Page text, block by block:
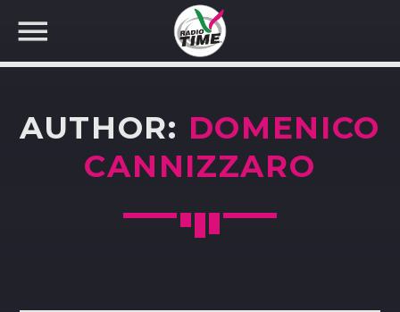
AUTHOR: DOMENICO
CANNIZZARO